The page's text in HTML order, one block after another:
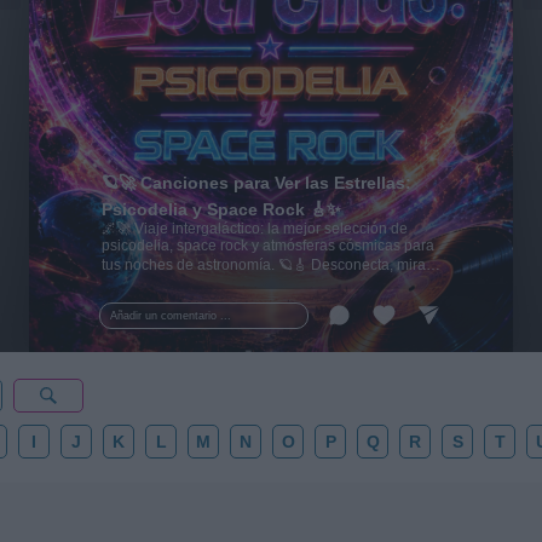
Añadir un comentario ...
🪐🚀 Canciones para Ver las Estrellas:
Psicodelia y Space Rock 🎸✨
🌌🚀 Viaje intergaláctico: la mejor selección de
psicodelia, space rock y atmósferas cósmicas para
tus noches de astronomía. 🪐🎸 Desconecta, mira
al firmamento y siente la gravedad cero. 💾 ¡Guarda
esta colección para tu próxima noche estrellada!
✨⭐
I J K L M N O P Q R S T